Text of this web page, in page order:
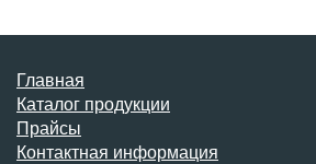
Главная
Каталог продукции
Прайсы
Контактная информация